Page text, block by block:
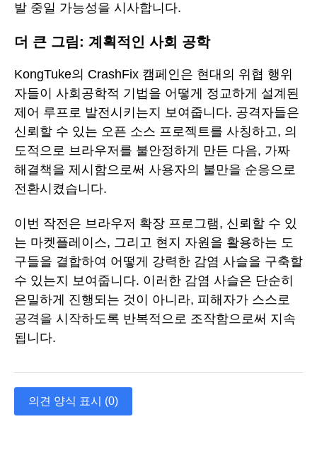
발 중일 가능성을 시사합니다.
더 큰 그림: 계획적인 사회 공학
KongTuke의 CrashFix 캠페인은 현대의 위협 행위
자들이 사회공학적 기법을 어떻게 정교하게 설계된
제어 루프로 발전시키는지 보여줍니다. 공격자들은
신뢰할 수 있는 오픈 소스 프로젝트를 사칭하고, 의
도적으로 브라우저를 불안정하게 만든 다음, 가짜
해결책을 제시함으로써 사용자의 불만을 순응으로
전환시켰습니다.
이번 작전은 브라우저 확장 프로그램, 신뢰할 수 있
는 마켓플레이스, 그리고 현지 자원을 활용하는 도
구들을 결합하여 어떻게 강력한 감염 사슬을 구축할
수 있는지 보여줍니다. 이러한 감염 사슬은 단순히
은밀하게 진행되는 것이 아니라, 피해자가 스스로
공격을 시작하도록 반복적으로 조작함으로써 지속
됩니다.
의견 양식 표시 (0)